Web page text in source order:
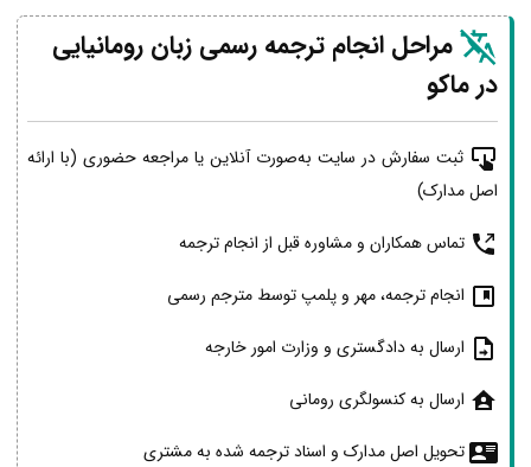
مراحل انجام ترجمه رسمی زبان رومانیایی
در ماکو
ثبت سفارش در سایت به‌صورت آنلاین یا مراجعه حضوری (با ارائه
اصل مدارک)
تماس همکاران و مشاوره قبل از انجام ترجمه
انجام ترجمه، مهر و پلمپ توسط مترجم رسمی
ارسال به دادگستری و وزارت امور خارجه
ارسال به کنسولگری رومانی
تحویل اصل مدارک و اسناد ترجمه شده به مشتری